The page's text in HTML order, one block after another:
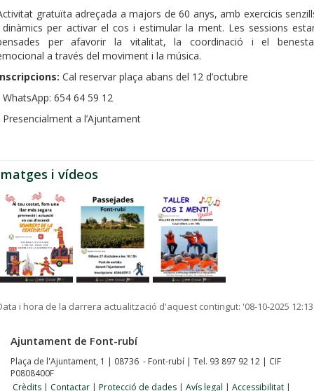
gratuïta adreçada a majors de 60 anys, amb exercicis
per activar el cos i estimular la ment. Les sessions
per afavorir la vitalitat, la coordinació i el
a través del moviment i la música.
Cal reservar plaça abans del 12 d’octubre
WhatsApp: 654 64 59 12
Presencialment a l’Ajuntament
i vídeos
i hora de la darrera actualització d'aquest contingut: '08-10-2025 12:13
Ajuntament de Font-rubí
Plaça de l'Ajuntament, 1 | 08736 - Font-rubí | Tel. 93 897 92 12 | CIF
P0808400F
Crèdits | Contactar | Protecció de dades | Avís legal | Accessibilitat |